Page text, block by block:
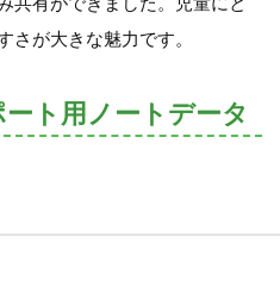
さが大きな魅力です。
ト用ノートデータ